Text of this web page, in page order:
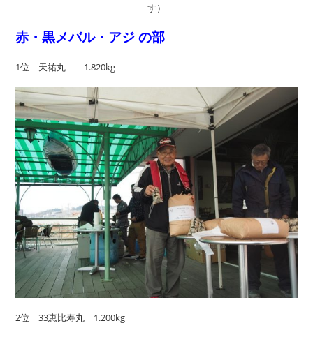
す）
赤・黒メバル・アジ の部
1位 天祐丸 1.820kg
2位 33恵比寿丸 1.200kg